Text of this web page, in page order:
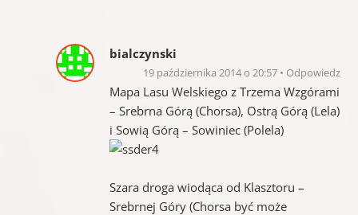
bialczynski
19 października 2014 o 20:57 Odpowiedz
Mapa Lasu Welskiego z Trzema Wzgórami
– Srebrna Górą (Chorsa), Ostrą Górą (Lela)
i Sowią Górą – Sowiniec (Polela)
Szara droga wiodąca od Klasztoru –
Srebrnej Góry (Chorsa być może